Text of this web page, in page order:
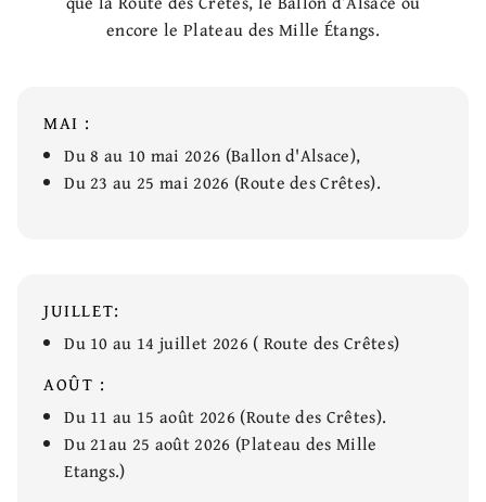
encore le Plateau des Mille Étangs.
MAI :
Du 8 au 10 mai 2026 (Ballon d'Alsace),
Du 23 au 25 mai 2026 (Route des Crêtes).
JUILLET:
Du 10 au 14 juillet 2026 ( Route des Crêtes)
AOÛT :
Du 11 au 15 août 2026 (Route des Crêtes).
Du 21au 25 août 2026 (Plateau des Mille
Etangs.)